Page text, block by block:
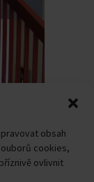
obsah
cookies,
ovlivnit